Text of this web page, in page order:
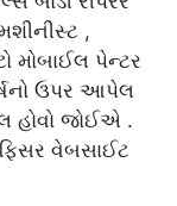
,
મોબાઈલ પેન્ટર
ઉપર આપેલ
હોવો જોઈએ .
વેબસાઈટ